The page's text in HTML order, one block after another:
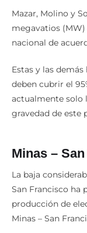
Mazar, Molino y
megavatios (MW)
Estas y las
deben cubrir el
actualmente solo
Minas –
La baja
San Francisco ha
producción de